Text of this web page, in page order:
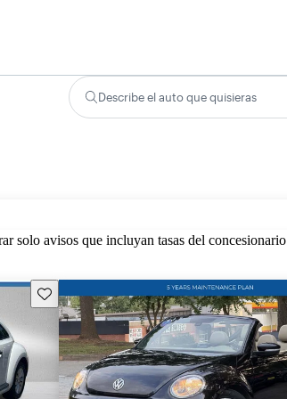
Describe el auto que quisieras
solo avisos que incluyan tasas del concesionario
Guarda este Aviso